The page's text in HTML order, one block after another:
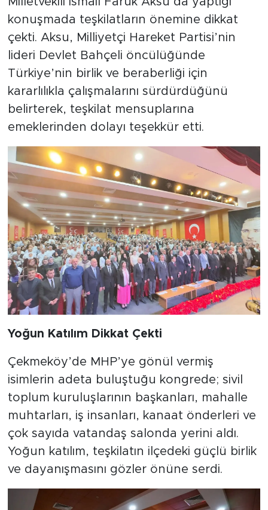
konuşmada teşkilatların önemine dikkat
çekti. Aksu, Milliyetçi Hareket Partisi’nin
lideri Devlet Bahçeli öncülüğünde
Türkiye’nin birlik ve beraberliği için
kararlılıkla çalışmalarını sürdürdüğünü
belirterek, teşkilat mensuplarına
emeklerinden dolayı teşekkür etti.
Yoğun Katılım Dikkat Çekti
Çekmeköy’de MHP’ye gönül vermiş
isimlerin adeta buluştuğu kongrede; sivil
toplum kuruluşlarının başkanları, mahalle
muhtarları, iş insanları, kanaat önderleri ve
çok sayıda vatandaş salonda yerini aldı.
Yoğun katılım, teşkilatın ilçedeki güçlü birlik
ve dayanışmasını gözler önüne serdi.